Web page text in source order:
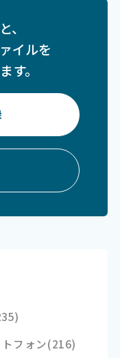
、
イルを
す。
フォン(216)